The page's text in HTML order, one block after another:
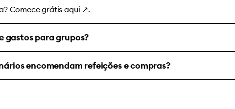
Comece grátisaqui ↗.
gastos para grupos?
encomendam refeições e compras?